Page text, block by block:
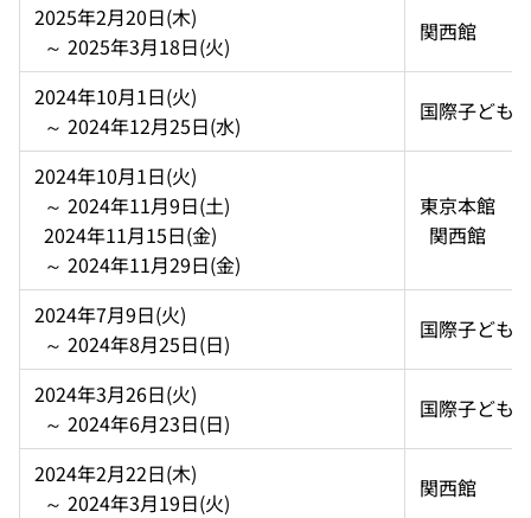
2025年2月20日(木)
  ～ 2025年3月18日(火)
関西館
2024年10月1日(火)
  ～ 2024年12月25日(水)
国際子ども
2024年10月1日(火)
  ～ 2024年11月9日(土)
  2024年11月15日(金)
  ～ 2024年11月29日(金)
東京本館
  関西館
2024年7月9日(火)
  ～ 2024年8月25日(日)
国際子ども
2024年3月26日(火)
  ～ 2024年6月23日(日)
国際子ども
2024年2月22日(木)
  ～ 2024年3月19日(火)
関西館